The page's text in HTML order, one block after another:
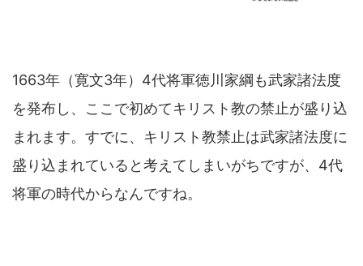
1663年（寛文3年）4代将軍徳川家綱も武家諸法度
を発布し、ここで初めてキリスト教の禁止が盛り込
まれます。すでに、キリスト教禁止は武家諸法度に
盛り込まれていると考えてしまいがちですが、4代
将軍の時代からなんですね。